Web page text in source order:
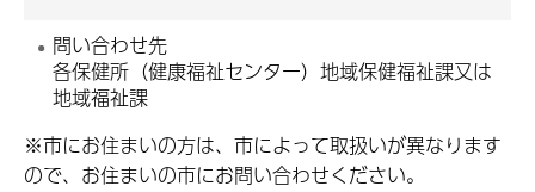
問い合わせ先
各保健所（健康福祉センター）地域保健福祉課又は
地域福祉課
※市にお住まいの方は、市によって取扱いが異なります
ので、お住まいの市にお問い合わせください。